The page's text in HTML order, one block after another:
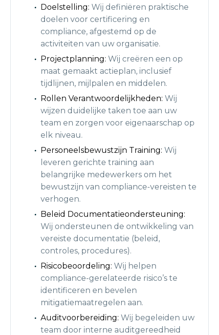
Doelstelling: Wij definiëren praktische
doelen voor certificering en
compliance, afgestemd op de
activiteiten van uw organisatie.
Projectplanning: Wij creëren een op
maat gemaakt actieplan, inclusief
tijdlijnen, mijlpalen en middelen.
Rollen Verantwoordelijkheden: Wij
wijzen duidelijke taken toe aan uw
team en zorgen voor eigenaarschap op
elk niveau.
Personeelsbewustzijn Training: Wij
leveren gerichte training aan
belangrijke medewerkers om het
bewustzijn van compliance-vereisten te
verhogen.
Beleid Documentatieondersteuning:
Wij ondersteunen de ontwikkeling van
vereiste documentatie (beleid,
controles, procedures).
Risicobeoordeling: Wij helpen
compliance-gerelateerde risico’s te
identificeren en bevelen
mitigatiemaatregelen aan.
Auditvoorbereiding: Wij begeleiden uw
team door interne auditgereedheid